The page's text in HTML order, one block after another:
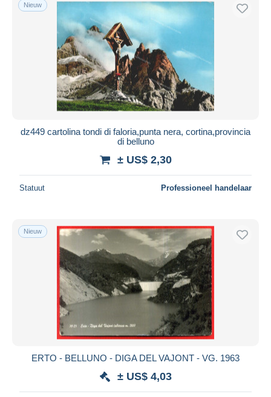
Nieuw
dz449 cartolina tondi di faloria,punta nera, cortina,provincia
di belluno
± US$ 2,30
Statuut Professioneel handelaar
Nieuw
ERTO - BELLUNO - DIGA DEL VAJONT - VG. 1963
± US$ 4,03